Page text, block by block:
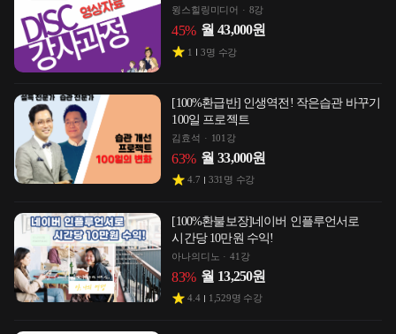
윙스힐링미디어 8강
45% 월 43,000원
1 3명 수강
[100%환급반] 인생역전! 작은습관 바꾸기
100일 프로젝트
김효석 101강
63% 월 33,000원
4.7 331명 수강
[100%환불보장]네이버 인플루언서로
시간당 10만원 수익!
아나의디노 41강
83% 월 13,250원
4.4 1,529명 수강